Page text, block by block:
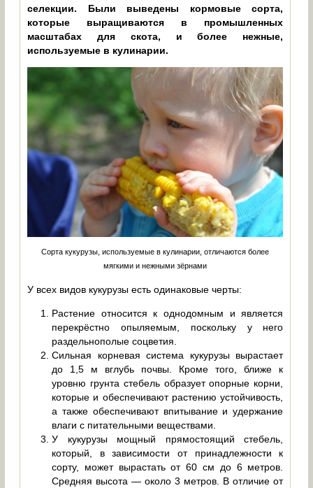
селекции. Были выведены кормовые сорта,
которые выращиваются в промышленных
масштабах для скота, и более нежные,
используемые в кулинарии.
Сорта кукурузы, используемые в кулинарии, отличаются более
мягкими и нежными зёрнами
У всех видов кукурузы есть одинаковые черты:
Растение относится к однодомным и является
перекрёстно опыляемым, поскольку у него
раздельнополые соцветия.
Сильная корневая система кукурузы вырастает
до 1,5 м вглубь почвы. Кроме того, ближе к
уровню грунта стебель образует опорные корни,
которые и обеспечивают растению устойчивость,
а также обеспечивают впитывание и удержание
влаги с питательными веществами.
У кукурузы мощный прямостоящий стебель,
который, в зависимости от принадлежности к
сорту, может вырастать от 60 см до 6 метров.
Средняя высота — около 3 метров. В отличие от